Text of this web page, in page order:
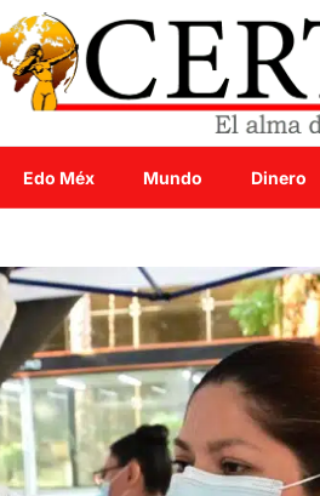
Edo Méx Mundo Dinero